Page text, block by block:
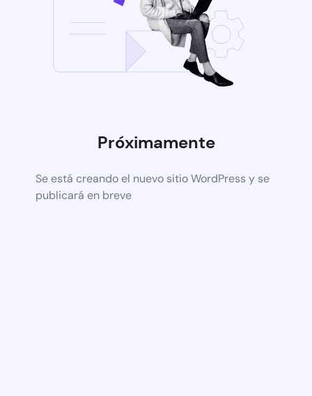
Próximamente
Se está creando el nuevo sitio WordPress y se
publicará en breve